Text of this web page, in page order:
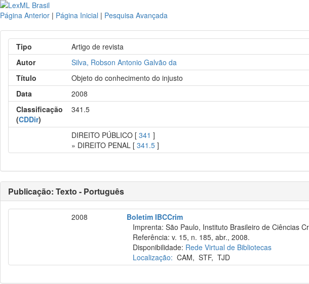
Página Anterior | Página Inicial | Pesquisa Avançada
Tipo
Artigo de revista
Autor
Silva, Robson Antonio Galvão da
Título
Objeto do conhecimento do injusto
Data
2008
Classificação
(CDDir)
341.5
DIREITO PÚBLICO [341 ]
» DIREITO PENAL [341.5 ]
Publicação: Texto - Português
2008
Boletim IBCCrim
Imprenta: São Paulo, Instituto Brasileiro de Ciências
Referência: v. 15, n. 185, abr., 2008.
Disponibilidade: Rede Virtual de Bibliotecas
Localização: CAM,STF,TJD